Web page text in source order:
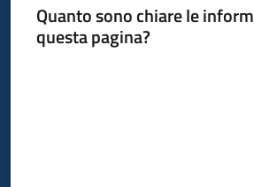
Quanto sono chiare le
questa pagina?